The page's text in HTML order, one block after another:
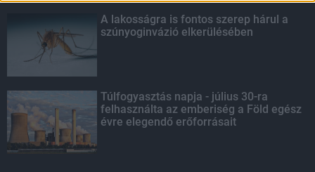
A lakosságra is fontos szerep hárul a
szúnyoginvázió elkerülésében
Túlfogyasztás napja - július 30-ra
felhasználta az emberiség a Föld egész
évre elegendő erőforrásait